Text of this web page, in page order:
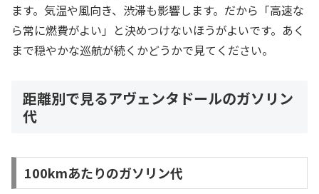
ます。気温や風向き、渋滞も影響します。だから「高速な
ら常に燃費がよい」と決めつけないほうがよいです。あく
まで穏やかな巡航が続くかどうかで見てください。
距離別で見るアヴェンタドールのガソリン
代
100kmあたりのガソリン代